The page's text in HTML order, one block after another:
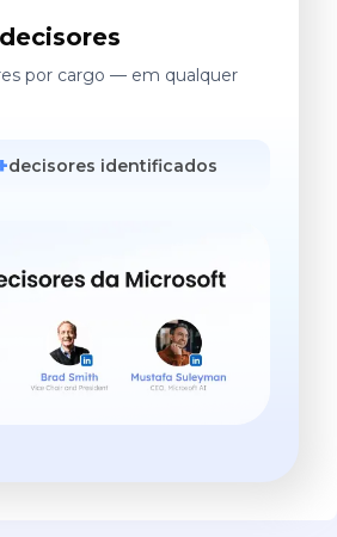
por cargo — em qualquer
decisores identificados